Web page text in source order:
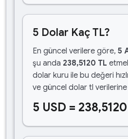
5 Dolar Kaç TL?
En güncel verilere göre, 5
şu anda 238,5120 TL
dolar kuru ile bu değeri
ve güncel dolar tl verilerine
5 USD =